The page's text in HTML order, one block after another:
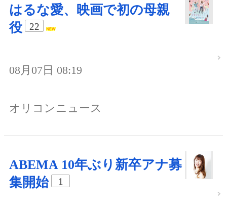
はるな愛、映画で初の母親
役
22
08月07日 08:19
オリコンニュース
ABEMA 10年ぶり新卒アナ募
集開始
1